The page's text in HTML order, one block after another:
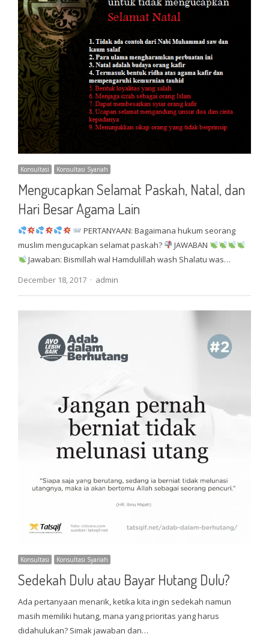
Konsultasi Konsultasi Syariah
Mengucapkan Selamat Paskah, Natal, dan
Hari Besar Agama Lain
PERTANYAAN: Bagaimana hukum seorang
muslim mengucapkan selamat paskah?
JAWABAN
Jawaban: Bismillah wal Hamdulillah wash Shalatu was…
December 18, 2017
Author
admin
Konsultasi Konsultasi Syariah
Sedekah Dulu atau Bayar Hutang Dulu?
Ada pertanyaan menarik, ketika kita ingin sedekah namun
masih memiliki hutang, mana yang prioritas yang harus
didahulukan? Simak jawaban dan…